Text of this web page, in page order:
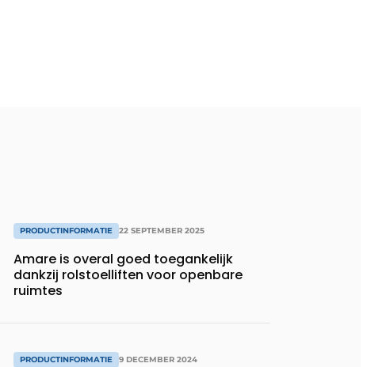
PRODUCTINFORMATIE 22 SEPTEMBER 2025
Amare is overal goed toegankelijk
dankzij rolstoelliften voor openbare
ruimtes
PRODUCTINFORMATIE 9 DECEMBER 2024